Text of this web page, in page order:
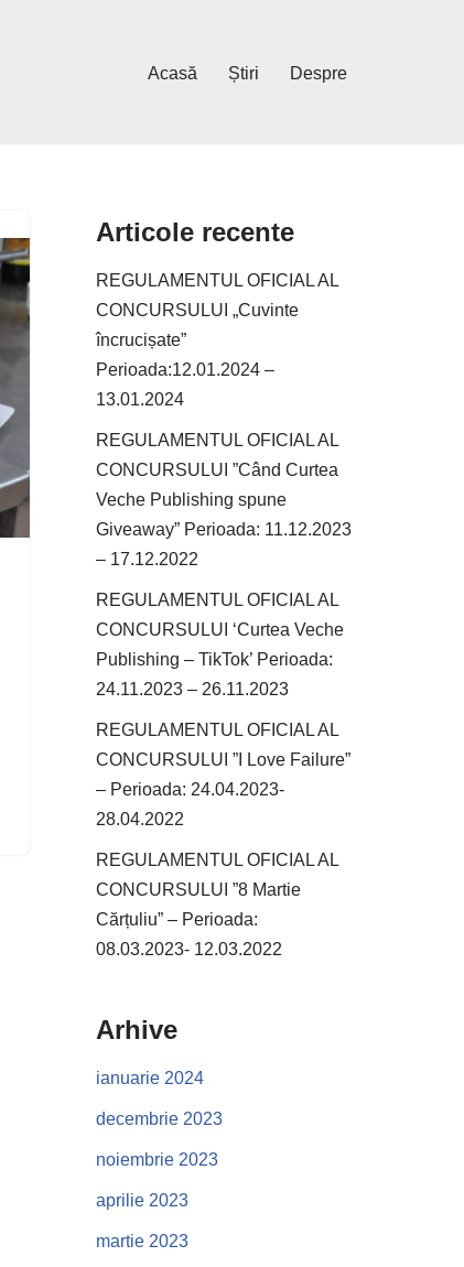
Acasă Știri Despre
Articole recente
REGULAMENTUL OFICIAL AL
CONCURSULUI „Cuvinte
încrucișate”
Perioada:12.01.2024 –
13.01.2024
REGULAMENTUL OFICIAL AL
CONCURSULUI ”Când Curtea
Veche Publishing spune
Giveaway” Perioada: 11.12.2023
– 17.12.2022
REGULAMENTUL OFICIAL AL
CONCURSULUI ‘Curtea Veche
Publishing – TikTok’ Perioada:
24.11.2023 – 26.11.2023
REGULAMENTUL OFICIAL AL
CONCURSULUI ”I Love Failure”
– Perioada: 24.04.2023-
28.04.2022
REGULAMENTUL OFICIAL AL
CONCURSULUI ”8 Martie
Cărțuliu” – Perioada:
08.03.2023- 12.03.2022
Arhive
ianuarie 2024
decembrie 2023
noiembrie 2023
aprilie 2023
martie 2023